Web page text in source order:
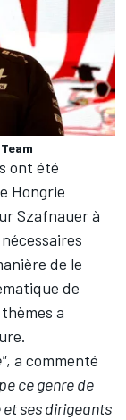
ont été
Hongrie
Szafnauer à
de le
de
a
, a commenté
ce genre de
ses dirigeants